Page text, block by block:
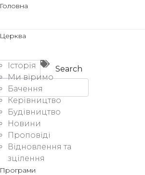
Головна
Церква
Історія
Ми віримо
Бачення
Керівництво
Будівництво
Новини
Проповіді
Відновлення та
зцілення
Програми
Search